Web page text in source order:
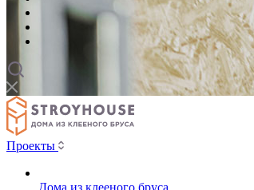
Проекты
Дома из клееного бруса